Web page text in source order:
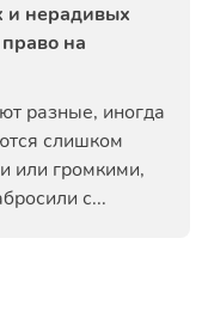
нерадивых
на
разные, иногда
слишком
или громкими,
с...